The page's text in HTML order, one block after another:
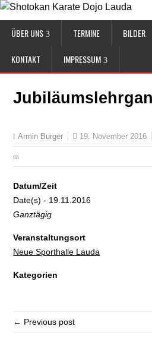
ÜBER UNS TERMINE BILDER
KONTAKT IMPRESSUM
Armin Burger 19. November 2016
Datum/Zeit
Date(s) - 19.11.2016
Ganztägig
Veranstaltungsort
Neue Sporthalle Lauda
Kategorien
← Previous post